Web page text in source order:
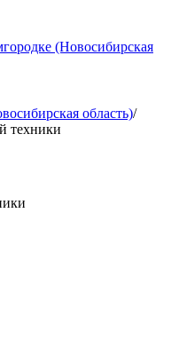
(Новосибирская
область)/
техники